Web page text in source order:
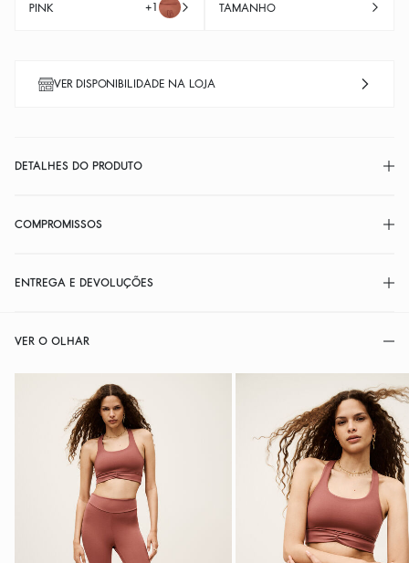
PINK +1 TAMANHO
VER DISPONIBILIDADE NA LOJA
DETALHES DO PRODUTO
COMPROMISSOS
ENTREGA E DEVOLUÇÕES
VER O OLHAR